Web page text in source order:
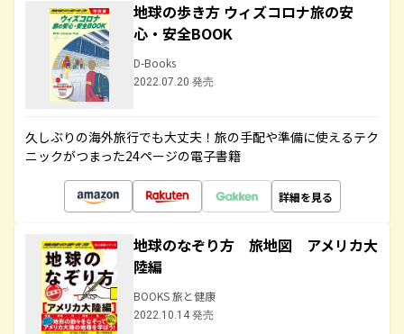
地球の歩き方 ウィズコロナ旅の安
心・安全BOOK
D-Books
2022.07.20 発売
久しぶりの海外旅行でも大丈夫！旅の手配や準備に使えるテク
ニックがつまった24ページの電子書籍
詳細を見る
地球のなぞり方 旅地図 アメリカ大
陸編
BOOKS 旅と健康
2022.10.14 発売